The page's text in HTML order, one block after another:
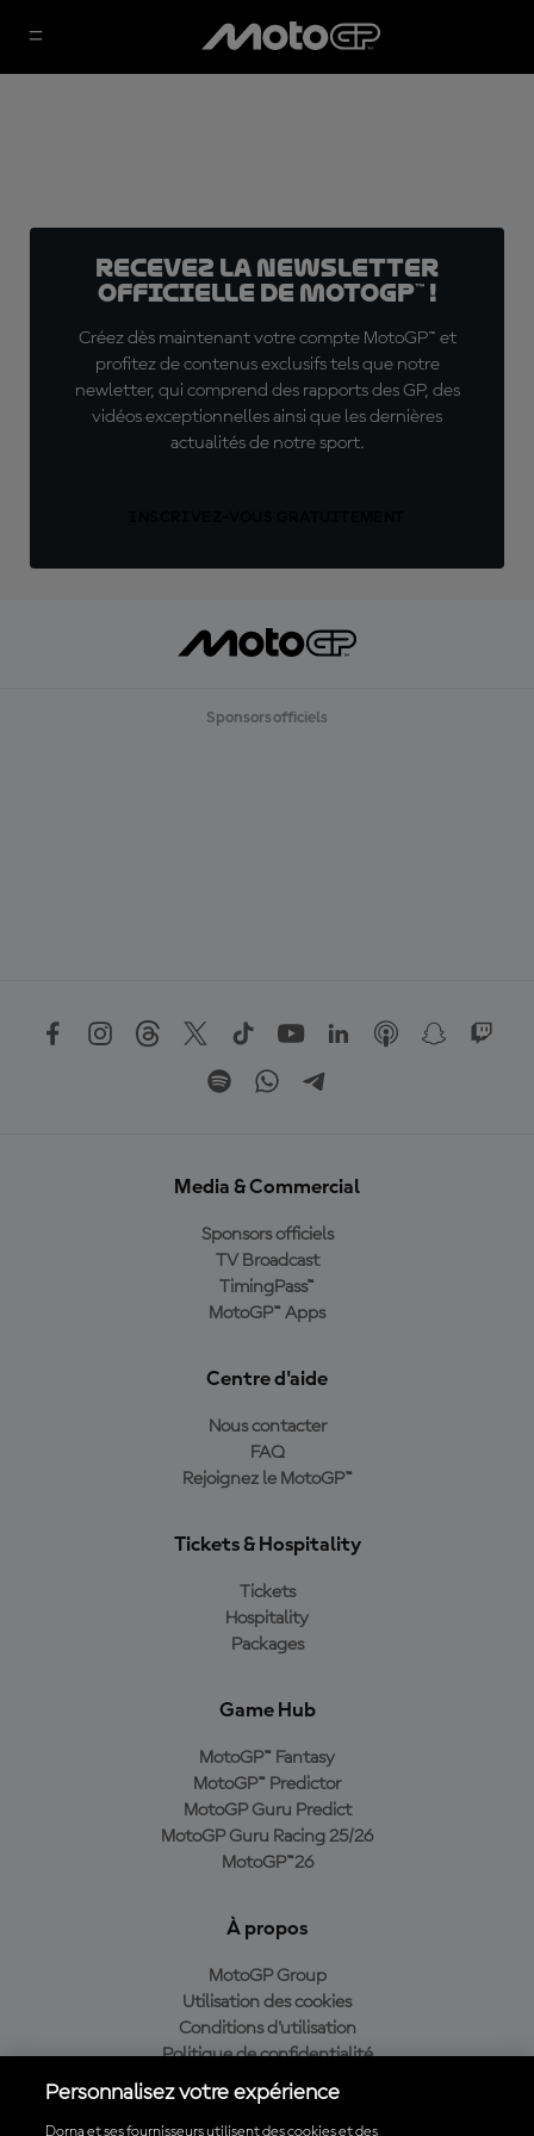
Recevez la Newsletter
officielle de MotoGP™ !
Créez dès maintenant votre compte MotoGP™ et
profitez de contenus exclusifs tels que notre
newletter, qui comprend des rapports des GP, des
vidéos exceptionnelles ainsi que les dernières
actualités de notre sport.
Sponsors officiels
Media & Commercial
Sponsors officiels
TV Broadcast
TimingPass™
MotoGP™ Apps
Centre d'aide
Nous contacter
FAQ
Rejoignez le MotoGP™
Tickets & Hospitality
Tickets
Hospitality
Packages
Game Hub
MotoGP™ Fantasy
MotoGP™ Predictor
MotoGP Guru Predict
MotoGP Guru Racing 25/26
MotoGP™26
À propos
MotoGP Group
Utilisation des cookies
Conditions d'utilisation
Politique de confidentialité
Politique d’achat
Personnalisez votre expérience
Dorna et ses fournisseurs utilisent des cookies et des